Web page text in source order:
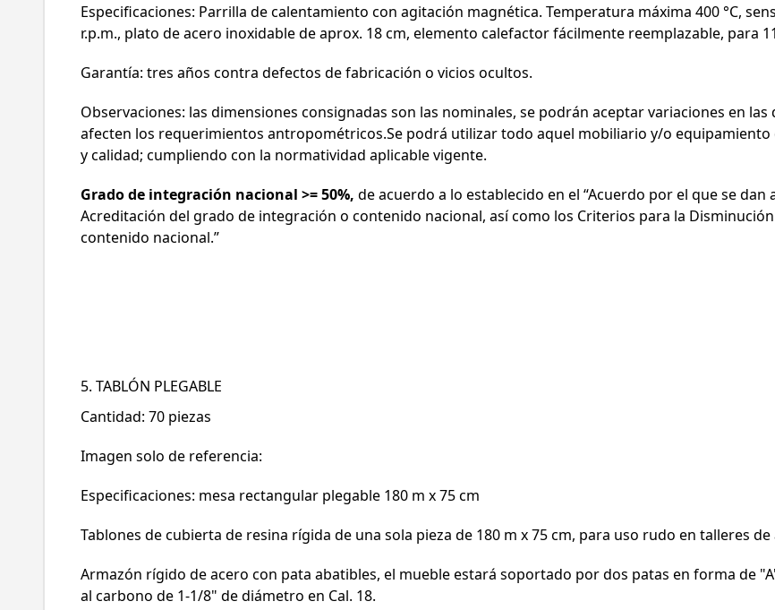
Especificaciones: Parrilla de calentamiento con agitación magnética. Temperatura máxima 400 °C,
r.p.m., plato de acero inoxidable de aprox. 18 cm, elemento calefactor fácilmente reemplazable, para
Garantía: tres años contra defectos de fabricación o vicios ocultos.
Observaciones: las dimensiones consignadas son las nominales, se podrán aceptar variaciones en
afecten los requerimientos antropométricos.Se podrá utilizar todo aquel mobiliario y/o equipamiento
y calidad; cumpliendo con la normatividad aplicable vigente.
Grado de integración nacional >= 50%, de acuerdo a lo establecido en el “Acuerdo por el que se
Acreditación del grado de integración o contenido nacional, así como los Criterios para la
contenido nacional.”
5. TABLÓN PLEGABLE
Cantidad: 70 piezas
Imagen solo de referencia:
Especificaciones: mesa rectangular plegable 180 m x 75 cm
Tablones de cubierta de resina rígida de una sola pieza de 180 m x 75 cm, para uso rudo en talleres
Armazón rígido de acero con pata abatibles, el mueble estará soportado por dos patas en forma de
al carbono de 1-1/8" de diámetro en Cal. 18.